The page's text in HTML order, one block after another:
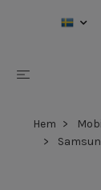
Hem